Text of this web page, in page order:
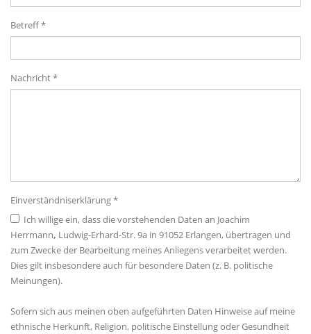
Betreff *
Nachricht *
Einverständniserklärung *
Ich willige ein, dass die vorstehenden Daten an Joachim
Herrmann, Ludwig-Erhard-Str. 9a in 91052 Erlangen, übertragen und
zum Zwecke der Bearbeitung meines Anliegens verarbeitet werden.
Dies gilt insbesondere auch für besondere Daten (z. B. politische
Meinungen).
Sofern sich aus meinen oben aufgeführten Daten Hinweise auf meine
ethnische Herkunft, Religion, politische Einstellung oder Gesundheit